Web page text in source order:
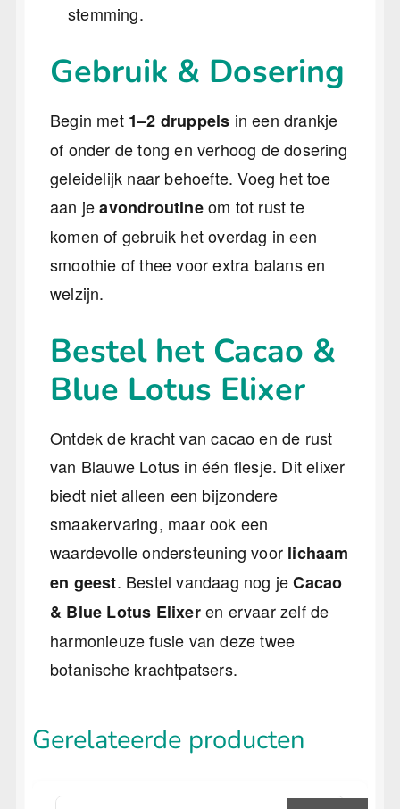
stemming.
Gebruik & Dosering
Begin met 1–2 druppels in een drankje
of onder de tong en verhoog de dosering
geleidelijk naar behoefte. Voeg het toe
aan jeavondroutineom tot rust te
komen of gebruik het overdag in een
smoothie of thee voor extra balans en
welzijn.
Bestel het Cacao &
Blue Lotus Elixer
Ontdek de kracht van cacao en de rust
van Blauwe Lotus in één flesje. Dit elixer
biedt niet alleen een bijzondere
smaakervaring, maar ook een
waardevolle ondersteuning voor lichaam
en geest. Bestel vandaag nog jeCacao
& Blue Lotus Elixeren ervaar zelf de
harmonieuze fusie van deze twee
botanische krachtpatsers.
Gerelateerde producten